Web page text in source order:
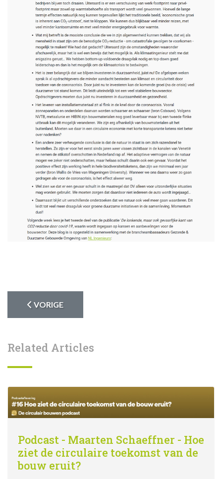
VORIG ARTIKEL: DE LONKENDE, MAAR OOK
VORIGE
Related Articles
Podcast - Maarten Schaeffner - Hoe
ziet de circulaire toekomst van de
bouw eruit?